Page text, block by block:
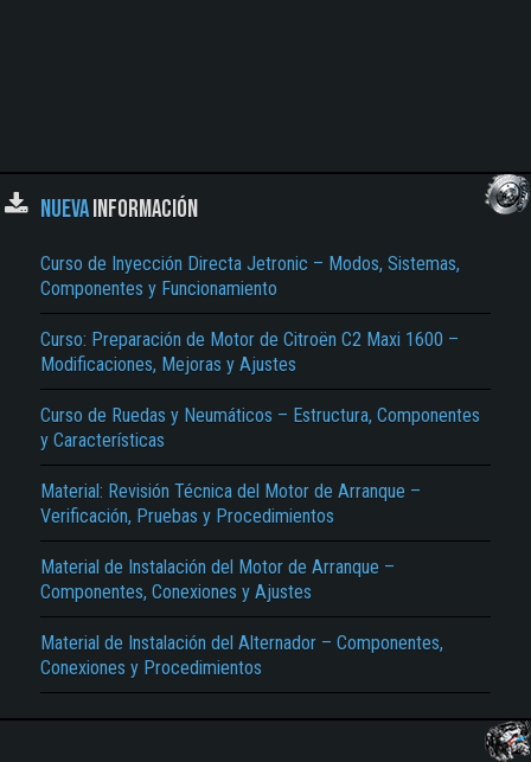
NUEVAINFORMACIÓN
Curso de Inyección Directa Jetronic – Modos, Sistemas,
Componentes y Funcionamiento
Curso: Preparación de Motor de Citroën C2 Maxi 1600 –
Modificaciones, Mejoras y Ajustes
Curso de Ruedas y Neumáticos – Estructura, Componentes
y Características
Material: Revisión Técnica del Motor de Arranque –
Verificación, Pruebas y Procedimientos
Material de Instalación del Motor de Arranque –
Componentes, Conexiones y Ajustes
Material de Instalación del Alternador – Componentes,
Conexiones y Procedimientos